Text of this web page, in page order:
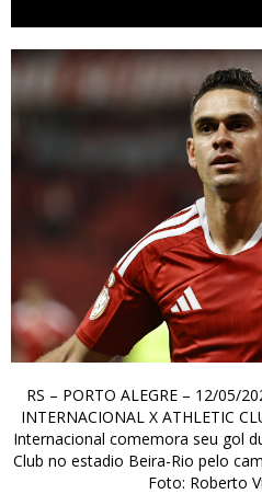
RS – PORTO ALEGRE – 12/05/
INTERNACIONAL X ATHLETIC
Internacional comemora seu gol
Club no estadio Beira-Rio pelo
Foto: Roberto